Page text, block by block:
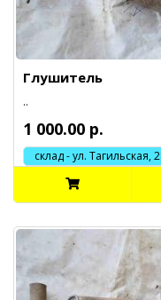
Глушитель
..
1 000.00 р.
склад - ул. Тагильская,